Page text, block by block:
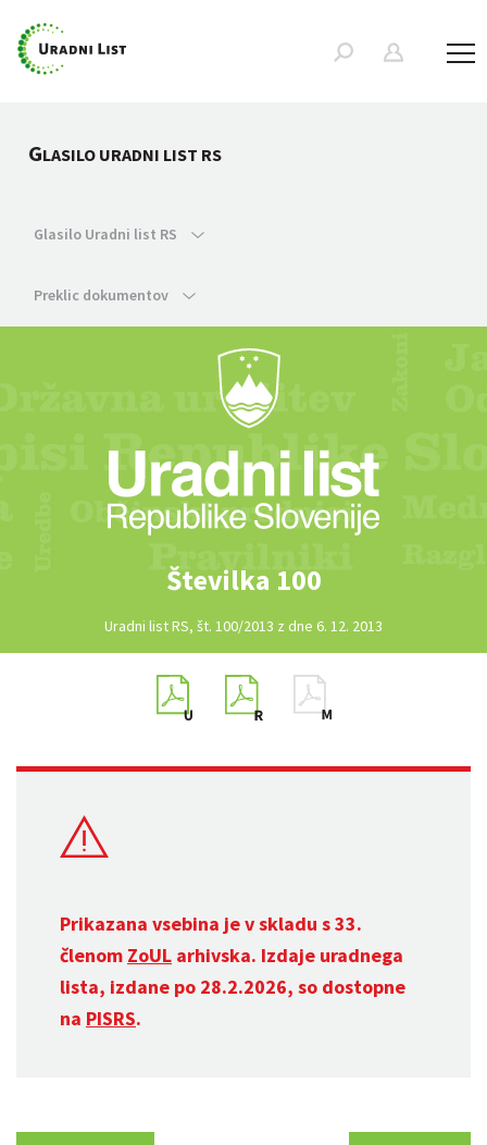
GLASILO URADNI LIST RS
Glasilo Uradni list RS
Preklic dokumentov
Številka 100
Uradni list RS, št. 100/2013 z dne 6. 12. 2013
Prikazana vsebina je v skladu s 33.
členom ZoUL arhivska. Izdaje uradnega
lista, izdane po 28.2.2026, so dostopne
na PISRS.